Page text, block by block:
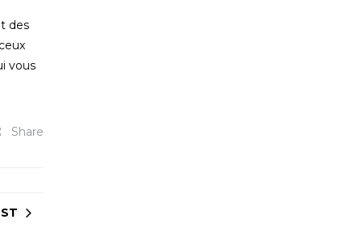
des
vous
Share